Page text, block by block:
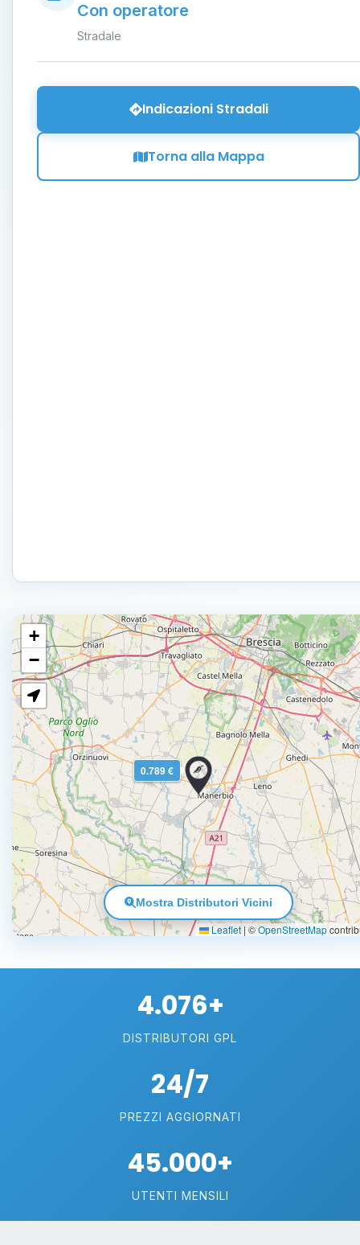
Con operatore
Stradale
Indicazioni Stradali
Torna alla Mappa
0.789 €
+
−
Leaflet | ©OpenStreetMap
Mostra Distributori Vicini
4.076+
DISTRIBUTORI GPL
24/7
PREZZI AGGIORNATI
45.000+
UTENTI MENSILI